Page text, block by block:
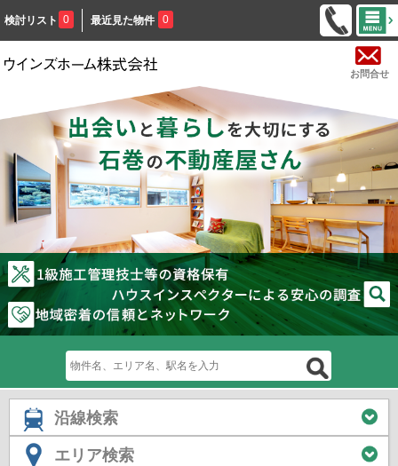
検討リスト 0 最近見た物件 0
お問合せ
沿線検索
エリア検索